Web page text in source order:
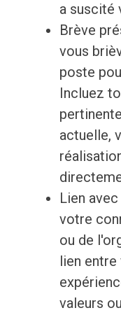
a suscité
Brève
vous
poste
Incluez
actuelle,
Lien
votre
ou de
lien
valeurs